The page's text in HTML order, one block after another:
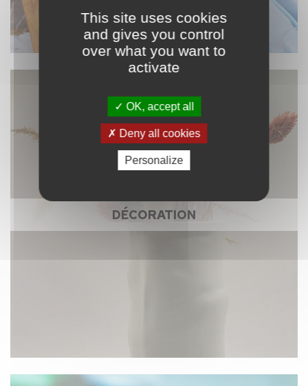
DÉCORATION
This site uses cookies
and gives you control
over what you want to
activate
OK, accept all
Deny all cookies
Personalize